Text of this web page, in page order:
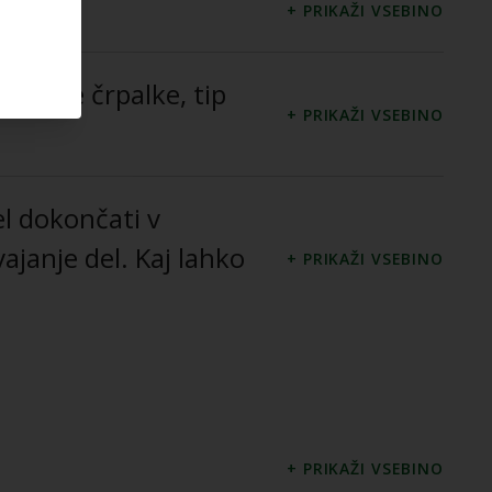
črpalke, tip
dokončati v
del. Kaj lahko